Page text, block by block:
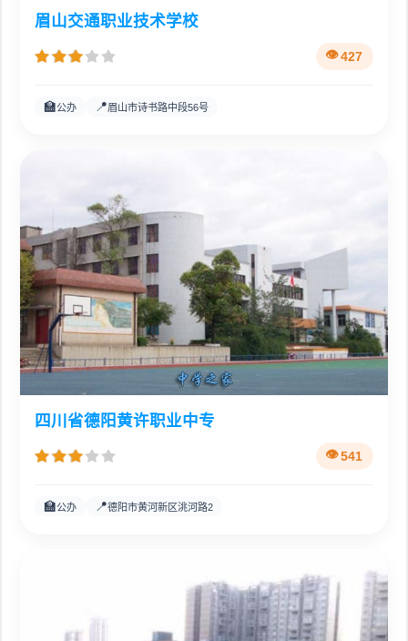
眉山交通职业技术学校
427
🏫公办 📍眉山市诗书路中段56号
四川省德阳黄许职业中专
541
🏫公办 📍德阳市黄河新区洮河路2